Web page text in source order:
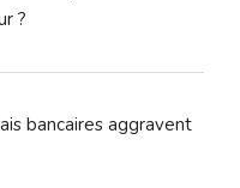
?
bancaires aggravent